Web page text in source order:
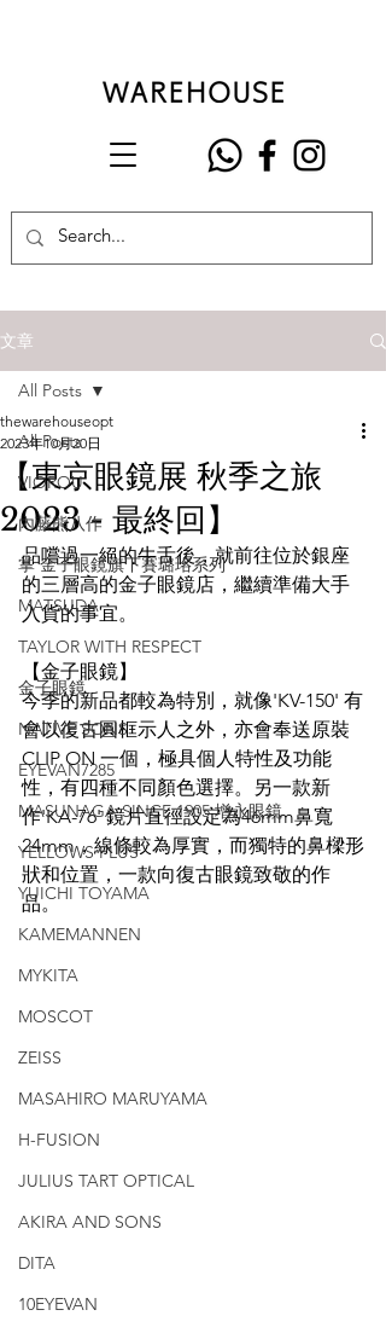
文章
All Posts
VIOROU
內藤熊八作
掌 金子眼鏡旗下賽璐珞系列
MATSUDA
TAYLOR WITH RESPECT
金子眼鏡
NATIVE SONS
EYEVAN7285
MASUNAGA SINCE 1905 增永眼鏡
YELLOWS PLUS
YUICHI TOYAMA
KAMEMANNEN
MYKITA
MOSCOT
ZEISS
MASAHIRO MARUYAMA
H-FUSION
JULIUS TART OPTICAL
AKIRA AND SONS
DITA
10EYEVAN
All Posts
【東京眼鏡展 秋季之旅
2023 - 最終回】
thewarehouseopt
2023年10月20日
品嚐過一絕的牛舌後，就前往位於銀座
的三層高的金子眼鏡店，繼續準備大手
入貨的事宜。
【金子眼鏡】
今季的新品都較為特別，就像'KV-150' 有
會以復古圓框示人之外，亦會奉送原裝
CLIP ON 一個，極具個人特性及功能
性，有四種不同顏色選擇。另一款新
作'KA-76' 鏡片直徑設定為46mm鼻寬
24mm，線條較為厚實，而獨特的鼻樑形
狀和位置，一款向復古眼鏡致敬的作
品。